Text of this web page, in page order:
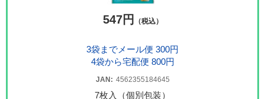
547円 （税込）
3袋までメール便 300円
4袋から宅配便 800円
JAN: 4562355184645
7枚入（個別包装）